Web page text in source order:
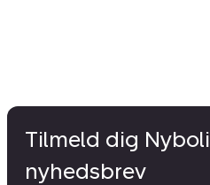
Tilmeld dig
nyhedsbrev